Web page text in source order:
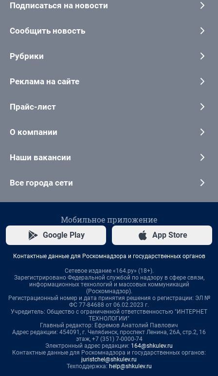
Подписаться на новости
Сообщить новость
Рубрики
Реклама на сайте
Прайс-лист
О компании
Наши вакансии
Все города сети
Мобильное приложение
Google Play App Store
Контактные данные для Роскомнадзора и государственных органов
Сетевое издание «164.ру» (18+).
Зарегистрировано Федеральной службой по надзору в сфере связи,
информационных технологий и массовых коммуникаций
(Роскомнадзор).
Регистрационный номер и дата принятия решения о регистрации: ЭЛ №
ФС 77-84688 от 06.02.2023 г.
Учредитель: Общество с ограниченной ответственностью "ИНТЕРНЕТ
ТЕХНОЛОГИИ"
Главный редактор: Ефремов Анатолий Павлович
Адрес редакции: 454091, г. Челябинск, проспект Ленина, 26А, стр.2, 16
этаж, +7 (351) 7-0000-74
Электронный адрес редакции: 164@shkulev.ru
Контактные данные для Роскомнадзора и государственных органов:
juristchel@shkulev.ru
Техподдержка: help@shkulev.ru